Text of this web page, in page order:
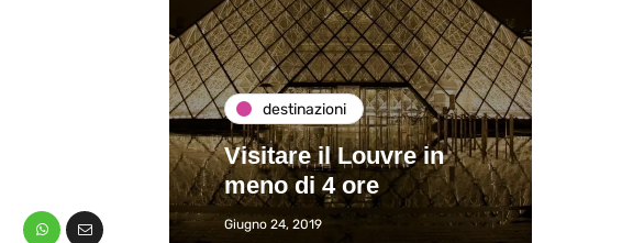
destinazioni
Visitare il Louvre in
meno di 4 ore
Giugno 24, 2019